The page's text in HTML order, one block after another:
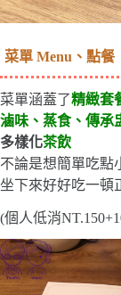
菜單 Menu、點餐
菜單涵蓋了精緻套
滷味、蒸食、傳承
多樣化茶飲
不論是想簡單吃點
坐下來好好吃一頓
(個人低消